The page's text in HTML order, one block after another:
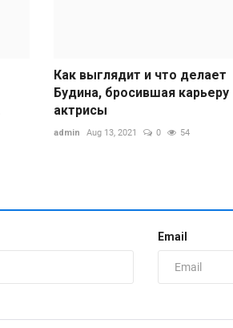
Как выглядит и что делает
Будина, бросившая карьеру
актрисы
admin Aug 13, 2021 0 54
Email